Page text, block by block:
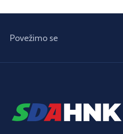
Povežimo se